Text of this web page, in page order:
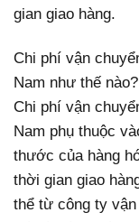
gian giao hàng.
Chi phí vận
Nam như thế nào?
Chi phí vận
Nam phụ thuộc
thước của hàng
thời gian giao
thể từ công ty